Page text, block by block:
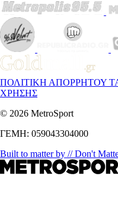
ΠΟΛΙΤΙΚΗ ΑΠΟΡΡΗΤΟΥ
ΧΡΗΣΗΣ
© 2026 MetroSport
ΓΕΜΗ: 059043304000
Built to matter by // Don't